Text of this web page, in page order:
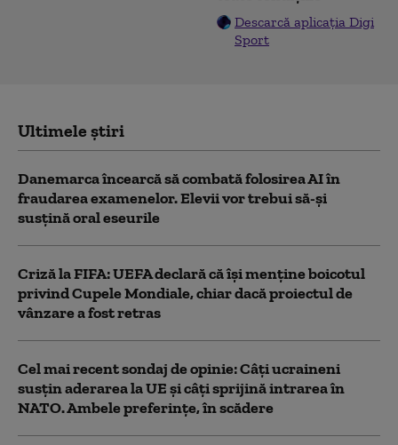
Descarcă aplicația Digi
Sport
Ultimele știri
Danemarca încearcă să combată folosirea AI în
fraudarea examenelor. Elevii vor trebui să-şi
susţină oral eseurile
Criză la FIFA: UEFA declară că îşi menţine boicotul
privind Cupele Mondiale, chiar dacă proiectul de
vânzare a fost retras
Cel mai recent sondaj de opinie: Câți ucraineni
susțin aderarea la UE și câți sprijină intrarea în
NATO. Ambele preferințe, în scădere